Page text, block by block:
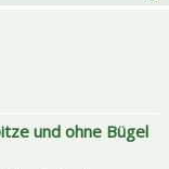
und ohne Bügel